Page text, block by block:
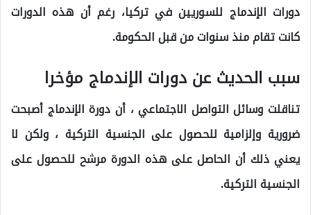
دورات الإندماج للسوريين في تركيا، رغم أن هذه الدورات
كانت تقام منذ سنوات من قبل الحكومة.
سبب الحديث عن دورات الإندماج مؤخرا
تناقلت وسائل التواصل الاجتماعي ، أن دورة الإندماج أصبحت
ضرورية وإلزامية للحصول على الجنسية التركية ، ولكن لا
يعني ذلك أن الحاصل على هذه الدورة مرشح للحصول على
الجنسية التركية.